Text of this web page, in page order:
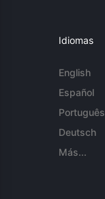
Idiomas
English
Español
Português
Deutsch
Más...